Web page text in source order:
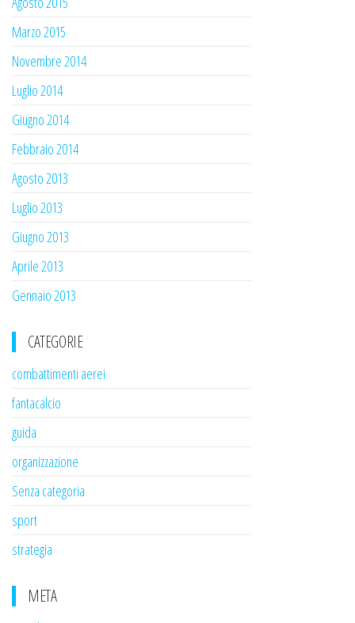
Marzo 2015
Novembre 2014
Luglio 2014
Giugno 2014
Febbraio 2014
Agosto 2013
Luglio 2013
Giugno 2013
Aprile 2013
Gennaio 2013
CATEGORIE
combattimenti aerei
fantacalcio
guida
organizzazione
Senza categoria
sport
strategia
META